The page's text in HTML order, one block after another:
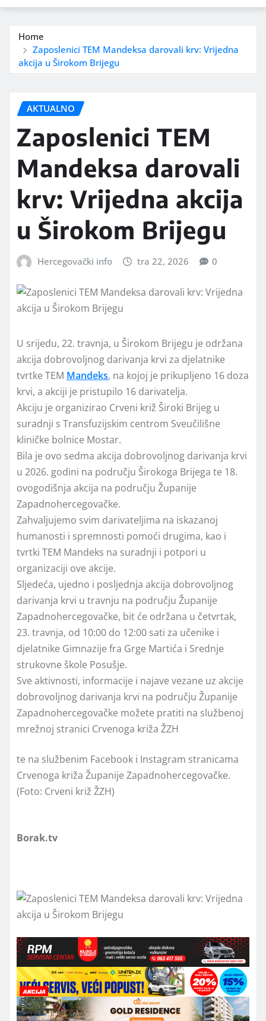
Home
Zaposlenici TEM Mandeksa darovali krv: Vrijedna
akcija u Širokom Brijegu
AKTUALNO
Zaposlenici TEM
Mandeksa darovali
krv: Vrijedna akcija
u Širokom Brijegu
Hercegovački info tra 22, 2026 0
U srijedu, 22. travnja, u Širokom Brijegu je održana
akcija dobrovoljnog darivanja krvi za djelatnike
tvrtke TEM Mandeks, na kojoj je prikupljeno 16 doza
krvi, a akciji je pristupilo 16 darivatelja.
Akciju je organizirao Crveni križ Široki Brijeg u
suradnji s Transfuzijskim centrom Sveučilišne
kliničke bolnice Mostar.
Bila je ovo sedma akcija dobrovoljnog darivanja krvi
u 2026. godini na području Širokoga Brijega te 18.
ovogodišnja akcija na području Županije
Zapadnohercegovačke.
Zahvaljujemo svim darivateljima na iskazanoj
humanosti i spremnosti pomoći drugima, kao i
tvrtki TEM Mandeks na suradnji i potpori u
organizaciji ove akcije.
Sljedeća, ujedno i posljednja akcija dobrovoljnog
darivanja krvi u travnju na području Županije
Zapadnohercegovačke, bit će održana u četvrtak,
23. travnja, od 10:00 do 12:00 sati za učenike i
djelatnike Gimnazije fra Grge Martića i Srednje
strukovne škole Posušje.
Sve aktivnosti, informacije i najave vezane uz akcije
dobrovoljnog darivanja krvi na području Županije
Zapadnohercegovačke možete pratiti na službenoj
mrežnoj stranici Crvenoga križa ŽZH
te na službenim Facebook i Instagram stranicama
Crvenoga križa Županije Zapadnohercegovačke.
(Foto: Crveni križ ŽZH)
Borak.tv